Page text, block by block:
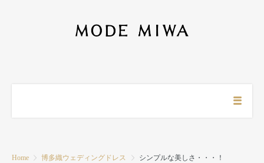
Home 博多織ウェディングドレス シンプルな美しさ・・・！